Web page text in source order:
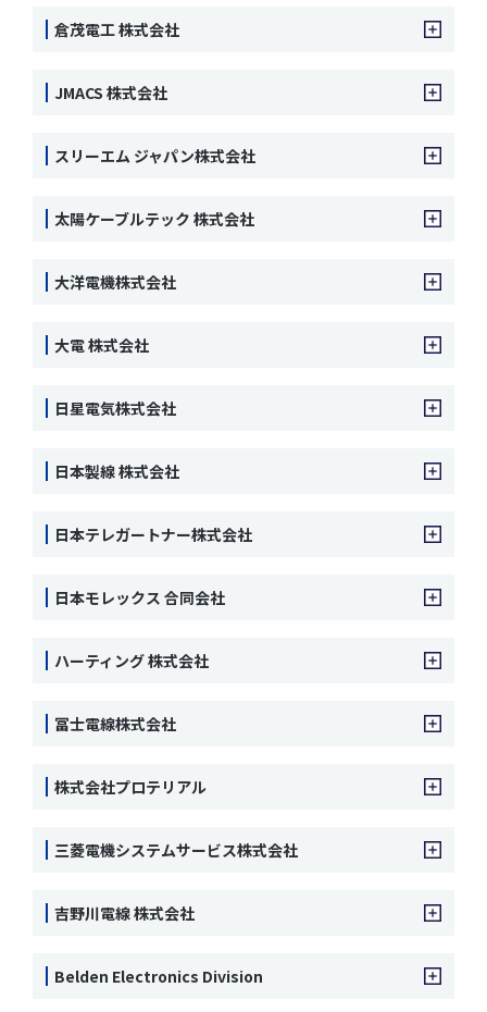
倉茂電工 株式会社
JMACS 株式会社
スリーエム ジャパン株式会社
太陽ケーブルテック 株式会社
大洋電機株式会社
大電 株式会社
日星電気株式会社
日本製線 株式会社
日本テレガートナー株式会社
日本モレックス 合同会社
ハーティング 株式会社
冨士電線株式会社
株式会社プロテリアル
三菱電機システムサービス株式会社
吉野川電線 株式会社
Belden Electronics Division